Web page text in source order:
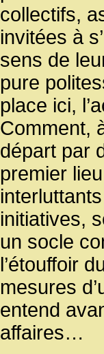
collectifs,
invitées à
sens de
pure
place ici,
Comment,
départ par
premier
initiatives,
un socle
l’étouffoir
mesures
entend
affaires…